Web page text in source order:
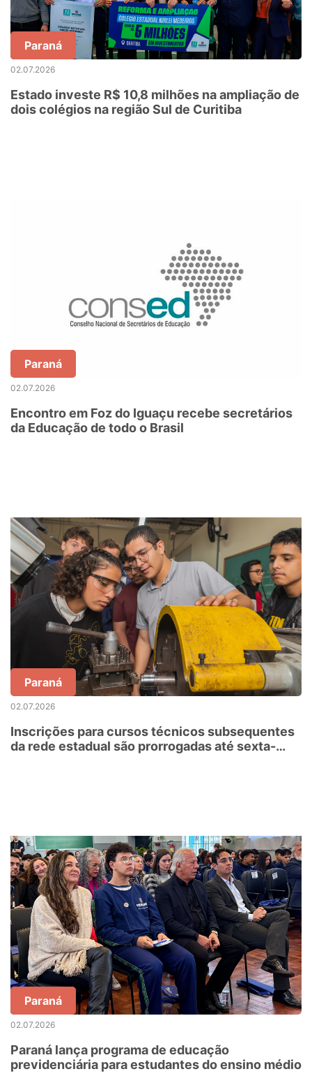
Paraná
02.07.2026
Estado investe R$ 10,8 milhões na ampliação de
dois colégios na região Sul de Curitiba
Paraná
02.07.2026
Encontro em Foz do Iguaçu recebe secretários
da Educação de todo o Brasil
Paraná
02.07.2026
Inscrições para cursos técnicos subsequentes
da rede estadual são prorrogadas até sexta-
Paraná
02.07.2026
Paraná lança programa de educação
previdenciária para estudantes do ensino médio